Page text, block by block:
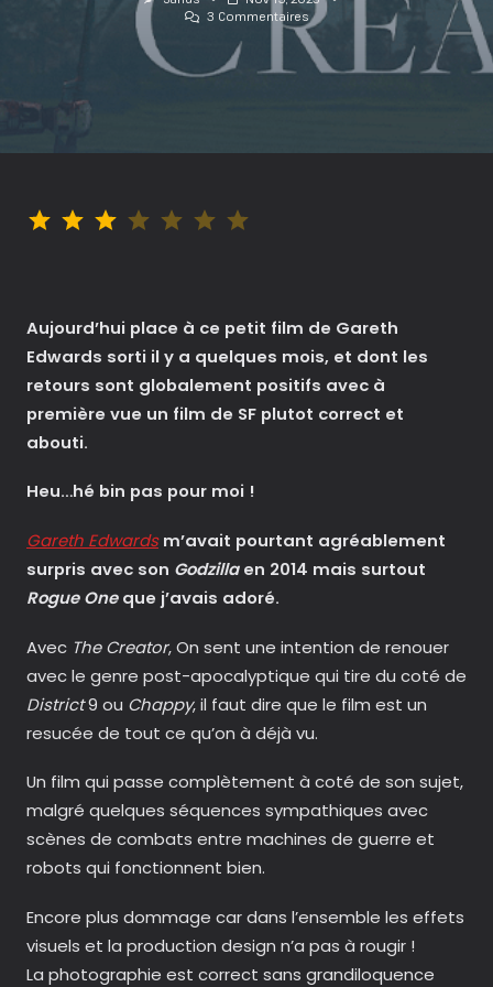
3 CommentairesSur
The
Creator
Aujourd’hui place à ce petit film de Gareth
Edwards sorti il y a quelques mois, et dont les
retours sont globalement positifs avec à
première vue un film de SF plutot correct et
abouti.
Heu…hé bin pas pour moi !
Gareth Edwardsm’avait pourtant agréablement
surpris avec son Godzillaen 2014 mais surtout
Rogue Oneque j’avais adoré.
Avec The Creator, On sent une intention de renouer
avec le genre post-apocalyptique qui tire du coté de
District9 ou Chappy, il faut dire que le film est un
resucée de tout ce qu’on à déjà vu.
Un film qui passe complètement à coté de son sujet,
malgré quelques séquences sympathiques avec
scènes de combats entre machines de guerre et
robots qui fonctionnent bien.
Encore plus dommage car dans l’ensemble les effets
visuels et la production design n’a pas à rougir !
La photographie est correct sans grandiloquence